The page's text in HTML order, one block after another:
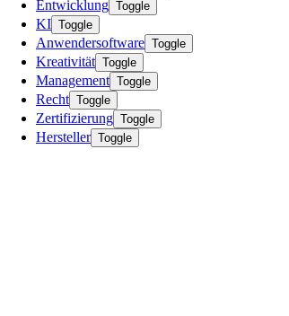
Entwicklung Toggle
KI Toggle
Anwendersoftware Toggle
Kreativität Toggle
Management Toggle
Recht Toggle
Zertifizierung Toggle
Hersteller Toggle